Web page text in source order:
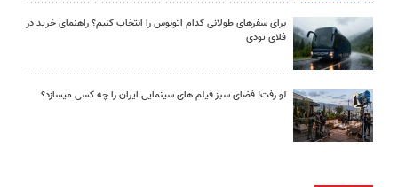
برای سفرهای طولانی کدام اتوبوس را انتخاب کنیم؟ راهنمای خرید در
فلای تودی
لو رفت! فضای سبز فیلم های سینمایی ایران را چه کسی میسازد؟